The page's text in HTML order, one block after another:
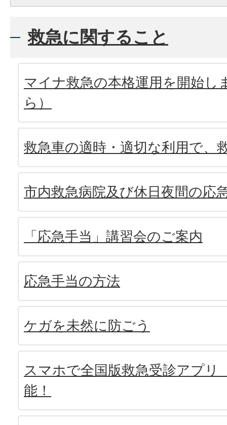
救急に関すること
マイナ救急の本格運用を開始し
ら）
救急車の適時・適切な利用で、
市内救急病院及び休日夜間の応
「応急手当」講習会のご案内
応急手当の方法
ケガを未然に防ごう
スマホで全国版救急受診アプリ
能！